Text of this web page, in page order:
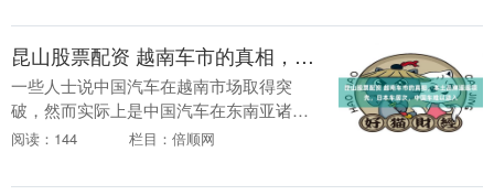
手变成了分享嘉....
昆山股票配资 越南车市的真相，本土品牌遥遥领先，日本车居次，中国车难以进入
一些人士说中国汽车在越南市场取得突
破，然而实际上是中国汽车在东南亚诸多
市场之中，只有越南市场是中国汽车难以
市场有可能取得优势....
阅读：144 栏目：倍顺网